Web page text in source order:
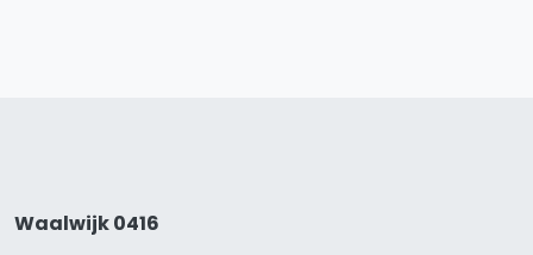
Waalwijk 0416